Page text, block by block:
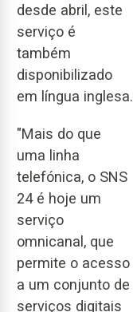
desde abril, este
serviço é
também
disponibilizado
em língua inglesa.
"Mais do que
uma linha
telefónica, o SNS
24 é hoje um
serviço
omnicanal, que
permite o acesso
a um conjunto de
serviços digitais